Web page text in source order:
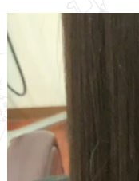
画
プ
レ
ー
ヤ
ー